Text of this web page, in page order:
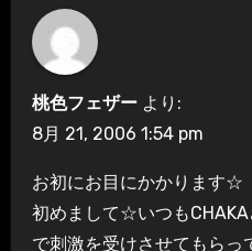
桃色フェザー より:
8月 21, 2006 1:54 pm
お初にお目にかかります☆
初めまして☆いつも
で刺激を受けさせてもらっ